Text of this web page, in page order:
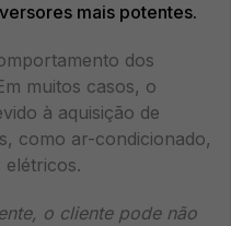
mais potentes.
dos
muitos casos, o
à aquisição de
como ar-condicionado,
elétricos.
o cliente pode não